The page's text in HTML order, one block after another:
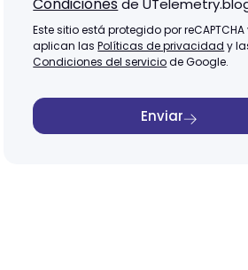
Condicionesde
Este sitio está protegido por reCAPTCHA
aplican lasPolíticas de privacidad y
Condiciones del serviciode Google.
Enviar